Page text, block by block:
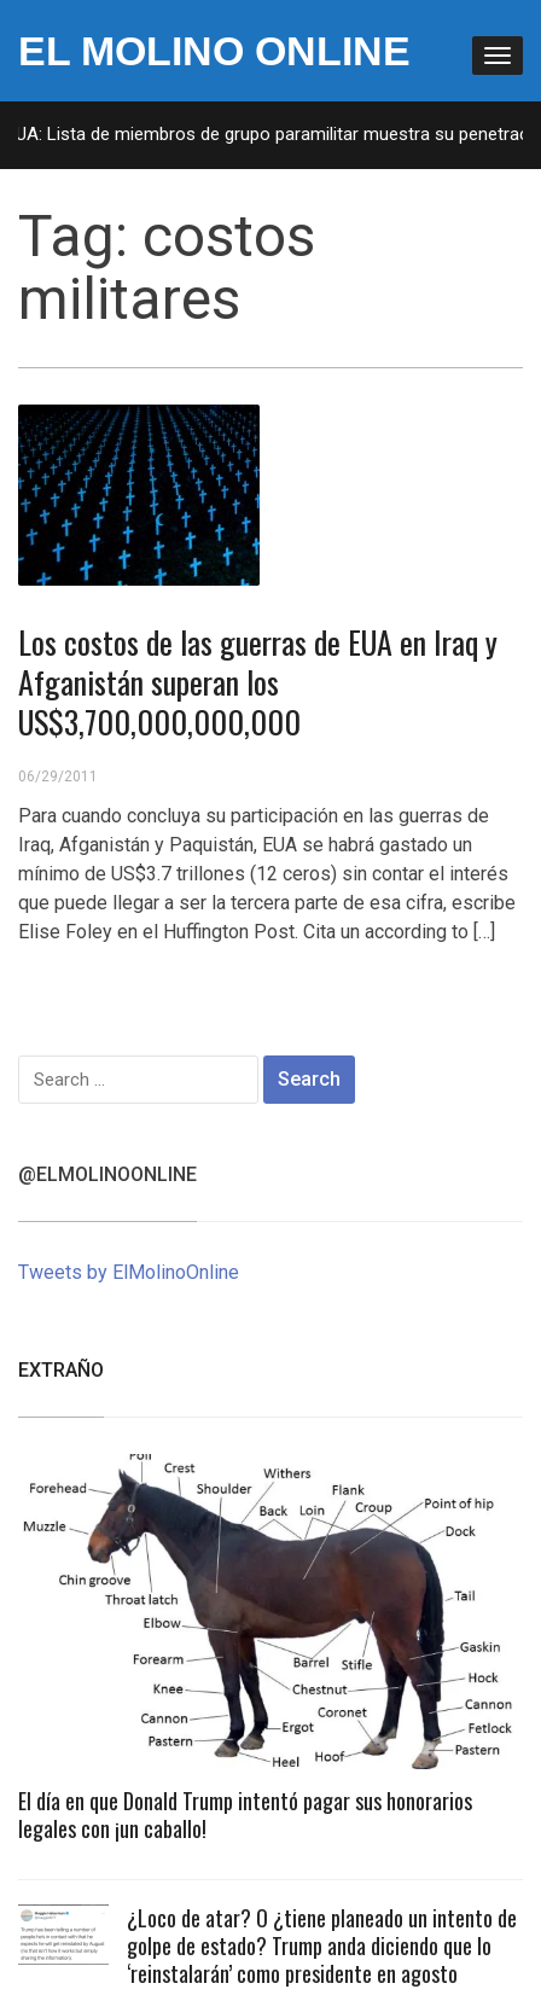
EL MOLINO ONLINE
Lista de miembros de grupo paramilitar muestra su
Tag: costos
militares
Los costos de las guerras de EUA en Iraq y
Afganistán superan los
US$3,700,000,000,000
06/29/2011
Para cuando concluya su participación en las guerras de
Iraq, Afganistán y Paquistán, EUA se habrá gastado un
mínimo de US$3.7 trillones (12 ceros) sin contar el interés
que puede llegar a ser la tercera parte de esa cifra, escribe
Elise Foley en el Huffington Post. Cita un according to […]
Search
for:
@ELMOLINOONLINE
Tweets by ElMolinoOnline
EXTRAÑO
El día en que Donald Trump intentó pagar sus honorarios
legales con ¡un caballo!
¿Loco de atar? O ¿tiene planeado un intento de
golpe de estado? Trump anda diciendo que lo
‘reinstalarán’ como presidente en agosto